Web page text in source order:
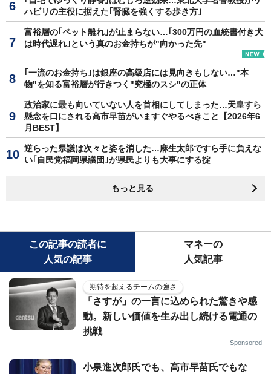
ハビリの主役に据えた｢腎臓を強くする歩き方｣
富裕層の｢ペット離れ｣が止まらない…｢300万円の血統書付き犬
は時代遅れ｣という真のお金持ちが"向かった先"
｢一流のお金持ち｣は銀座の高級店には見向きもしない…"本
物"を知る富裕層が行きつく"究極のスシ"の正体
政治家に最も向いていない人を首相にしてしまった…天皇すら
懸念を口にされる高市早苗がいますぐやるべきこと【2026年6
月BEST】
逆らった県議は次々と姿を消した…麻生太郎ですら手に負えな
い｢自民党福岡県議団｣が県民よりも大事にする掟
もっと見る
この記事の読者に
人気の記事
マネーの
人気記事
期待を超えるチームの強さ
「さすが」の一言に込められた驚きや感
動。新しい価値を生み出し続ける電通の
挑戦
Sponsored
小泉進次郎氏でも、高市早苗氏でもな